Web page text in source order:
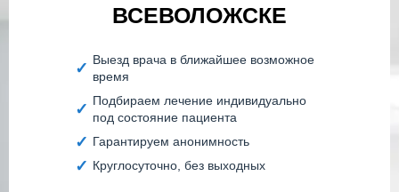
ВСЕВОЛОЖСКЕ
Выезд врача в ближайшее возможное
время
Подбираем лечение индивидуально
под состояние пациента
Гарантируем анонимность
Круглосуточно, без выходных